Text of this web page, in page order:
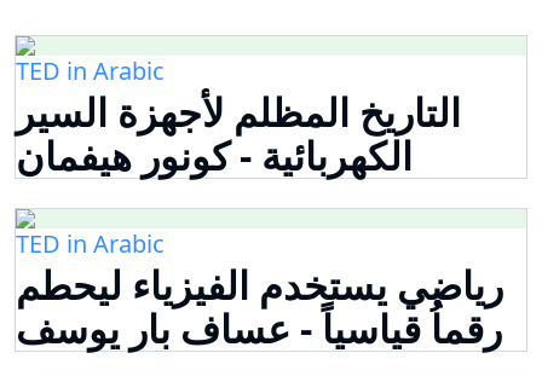
TED in Arabic
التاريخ المظلم لأجهزة السير
الكهربائية - كونور هيفمان
TED in Arabic
رياضي يستخدم الفيزياء ليحطم
رقماُ قياسياً - عساف بار يوسف